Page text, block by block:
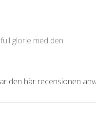
glorie med den
den här recensionen